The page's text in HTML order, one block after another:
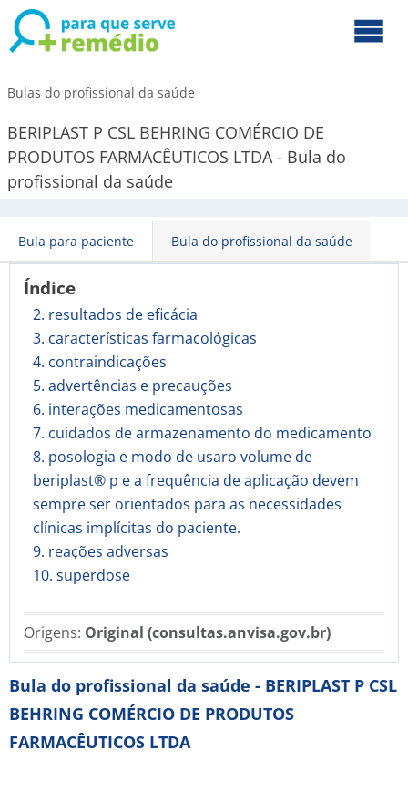
Bulas do profissional da saúde
BERIPLAST P CSL BEHRING COMÉRCIO DE
PRODUTOS FARMACÊUTICOS LTDA - Bula do
profissional da saúde
Bula para paciente Bula do profissional da saúde
Índice
2. resultados de eficácia
3. características farmacológicas
4. contraindicações
5. advertências e precauções
6. interações medicamentosas
7. cuidados de armazenamento do medicamento
8. posologia e modo de usaro volume de
beriplast® p e a frequência de aplicação devem
sempre ser orientados para as necessidades
clínicas implícitas do paciente.
9. reações adversas
10. superdose
Origens: Original (consultas.anvisa.gov.br)
Bula do profissional da saúde - BERIPLAST P CSL
BEHRING COMÉRCIO DE PRODUTOS
FARMACÊUTICOS LTDA